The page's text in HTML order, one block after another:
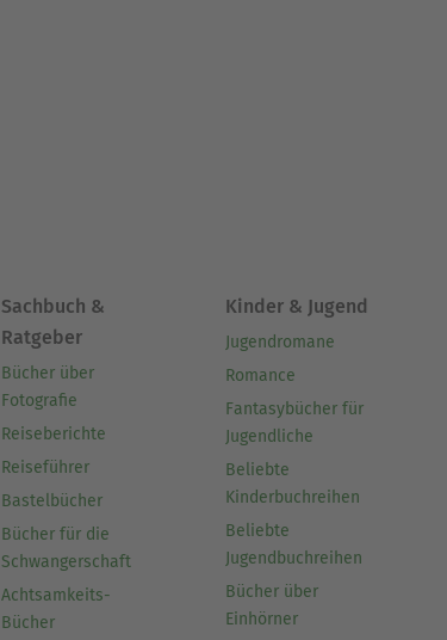
Sachbuch &
Ratgeber
Bücher über
Fotografie
Reiseberichte
Reiseführer
Bastelbücher
Bücher für die
Schwangerschaft
Achtsamkeits-
Bücher
Kinder & Jugend
Jugendromane
Romance
Fantasybücher für
Jugendliche
Beliebte
Kinderbuchreihen
Beliebte
Jugendbuchreihen
Bücher über
Einhörner